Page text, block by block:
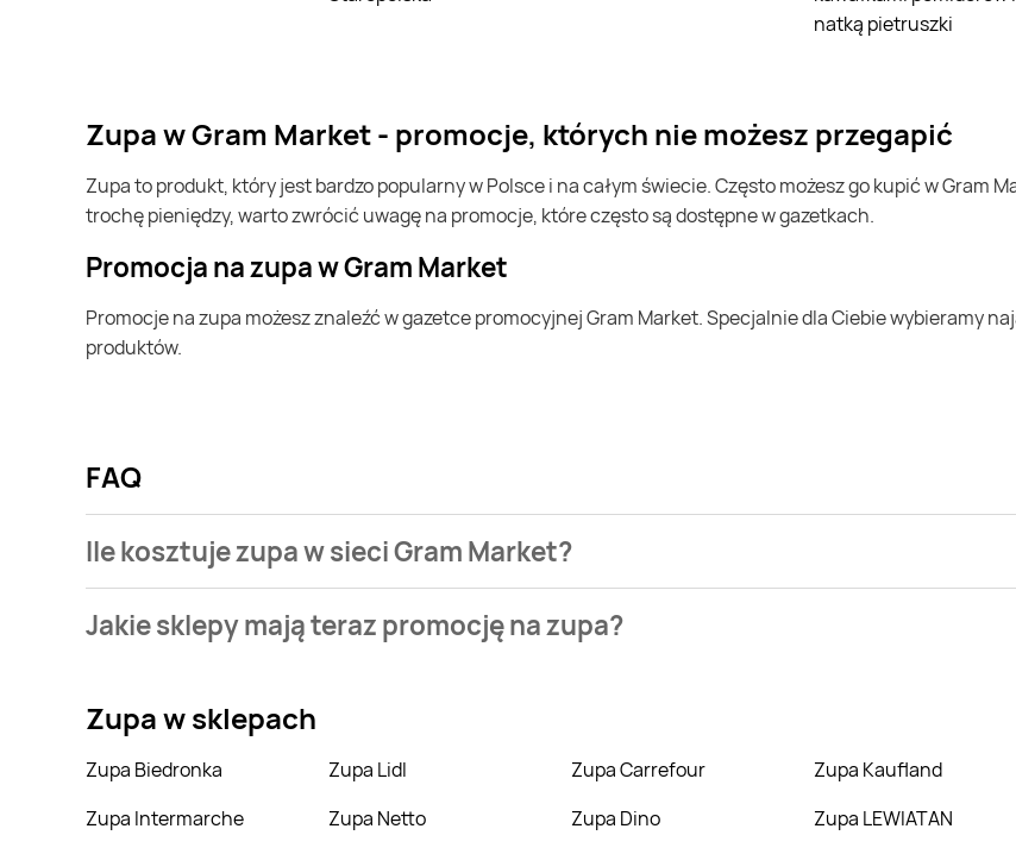
natką pietruszki
zupa w Gram Market - promocje, których nie możesz przegapić
zupa to produkt, który jest bardzo popularny w Polsce i na całym świecie. Często możesz go kupić w Gram Market. Jeśli chcesz kupić zupa i chcesz zaoszczędzić
trochę pieniędzy, warto zwrócić uwagę na promocje, które często są dostępne w gazetkach.
Promocja na zupa w Gram Market
Promocje na zupa możesz znaleźć w gazetce promocyjnej Gram Market. Specjalnie dla Ciebie wybieramy najatrakcyjniejsze oferty i prezentujemy je w formie katalogu
produktów.
FAQ
Ile kosztuje zupa w sieci Gram Market?
Market.
Jakie sklepy mają teraz promocję na zupa?
Zupaw sklepach
Zupa Biedronka Zupa Lidl Zupa Carrefour Zupa Kaufland
Zupa Intermarche
Zupa Netto Zupa Dino Zupa LEWIATAN